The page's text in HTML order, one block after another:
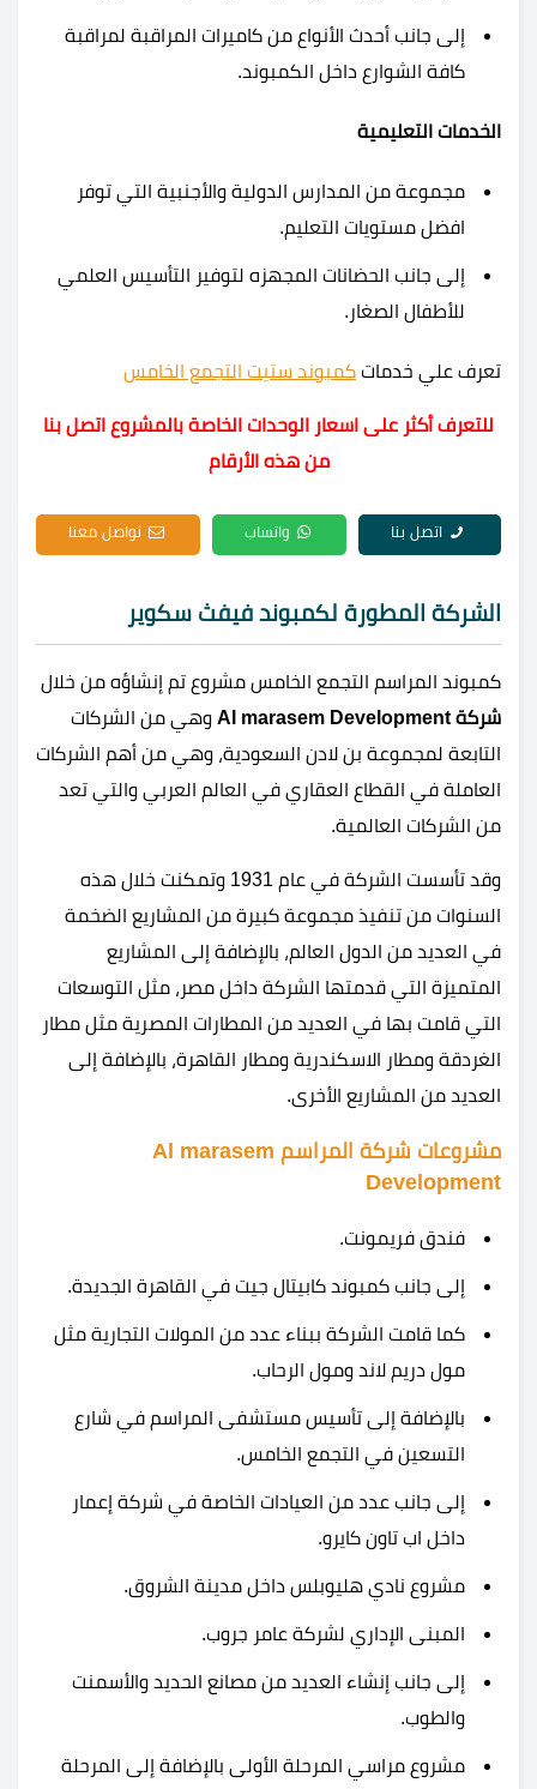
إلى جانب أحدث الأنواع من كاميرات المراقبة لمراقبة
كافة الشوارع داخل الكمبوند.
الخدمات التعليمية
مجموعة من المدارس الدولية والأجنبية التي توفر
افضل مستويات التعليم.
إلى جانب الحضانات المجهزه لتوفير التأسيس العلمي
للأطفال الصغار.
تعرف علي خدمات كمبوند ستيت التجمع الخامس
للتعرف أكثر على اسعار الوحدات الخاصة بالمشروع اتصل بنا
من هذه الأرقام
اتصل بنا واتساب تواصل معنا
الشركة المطورة لكمبوند فيفث سكوير
كمبوند المراسم التجمع الخامس مشروع تم إنشاؤه من خلال
شركة Al marasem Development
وهي من الشركات
التابعة لمجموعة بن لادن السعودية، وهي من أهم الشركات
العاملة في القطاع العقاري في العالم العربي والتي تعد
من الشركات العالمية.
وقد تأسست الشركة في عام 1931 وتمكنت خلال هذه
السنوات من تنفيذ مجموعة كبيرة من المشاريع الضخمة
في العديد من الدول العالم، بالإضافة إلى المشاريع
المتميزة التي قدمتها الشركة داخل مصر، مثل التوسعات
التي قامت بها في العديد من المطارات المصرية مثل مطار
الغردقة ومطار الاسكندرية ومطار القاهرة، بالإضافة إلى
العديد من المشاريع الأخرى.
مشروعات شركة المراسم Al marasem
Development
فندق فريمونت.
إلى جانب كمبوند كابيتال جيت في القاهرة الجديدة.
كما قامت الشركة ببناء عدد من المولات التجارية مثل
مول دريم لاند ومول الرحاب.
بالإضافة إلى تأسيس مستشفى المراسم في شارع
التسعين في التجمع الخامس.
إلى جانب عدد من العيادات الخاصة في شركة إعمار
داخل اب تاون كايرو.
مشروع نادي هليوبلس داخل مدينة الشروق.
المبنى الإداري لشركة عامر جروب.
إلى جانب إنشاء العديد من مصانع الحديد والأسمنت
والطوب.
مشروع مراسي المرحلة الأولى بالإضافة إلى المرحلة